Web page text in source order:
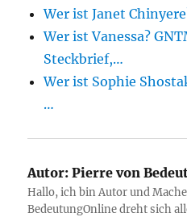
Wer ist Janet
Wer ist Vanessa?
Steckbrief,…
Wer ist Sophie
…
Autor: Pierre von
Hallo, ich bin Autor und
BedeutungOnline dreht sich